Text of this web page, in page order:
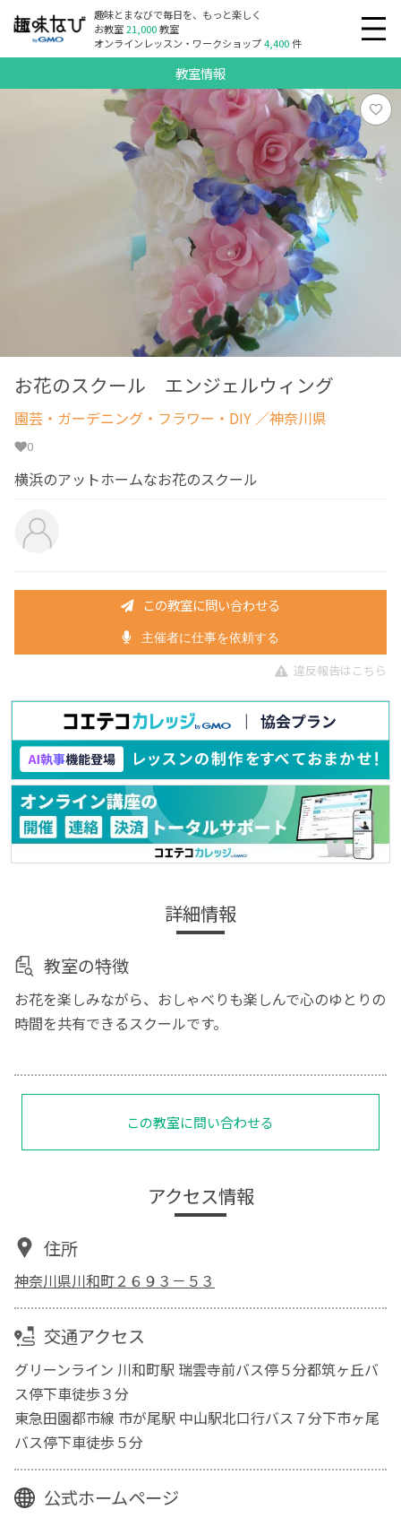
趣味とまなびで毎日を、もっと楽しく
お教室21,000教室
オンラインレッスン・ワークショップ4,400件
教室情報
お花のスクール エンジェルウィング
園芸・ガーデニング・フラワー・DIY ／神奈川県
0
横浜のアットホームなお花のスクール
この教室に問い合わせる
主催者に仕事を依頼する
違反報告はこちら
詳細情報
教室の特徴
お花を楽しみながら、おしゃべりも楽しんで心のゆとりの
時間を共有できるスクールです。
この教室に問い合わせる
アクセス情報
住所
神奈川県川和町２６９３－５３
交通アクセス
グリーンライン 川和町駅 瑞雲寺前バス停５分都筑ヶ丘バ
ス停下車徒歩３分
東急田園都市線 市が尾駅 中山駅北口行バス７分下市ヶ尾
バス停下車徒歩５分
公式ホームページ